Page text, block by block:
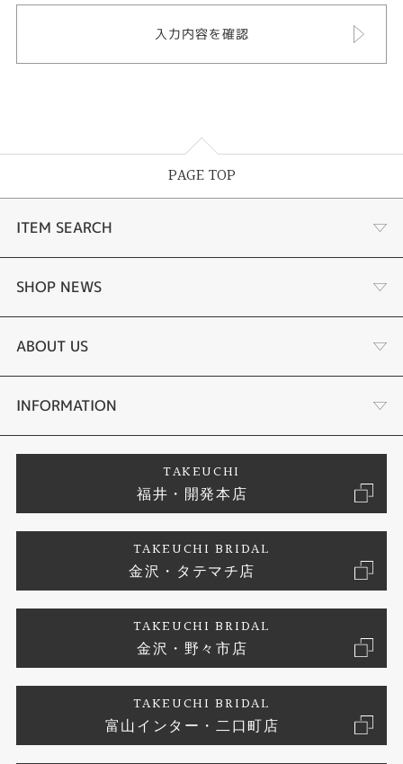
PAGE TOP
ITEM SEARCH
婚約指輪
結婚指輪
セットリング
婚約ネックレス
エタニティリング
SHOP NEWS
ふくい時計宝石修理研究所
タケウチのこだわり
プロポーズサポート
ブランドリスト
ジュエリーリフォーム
ABOUT US
会社概要
お客様の声
INFORMATION
プライバシーポリシー
TAKEUCHI
福井・開発本店
TAKEUCHI BRIDAL
金沢・タテマチ店
TAKEUCHI BRIDAL
金沢・野々市店
TAKEUCHI BRIDAL
富山インター・二口町店